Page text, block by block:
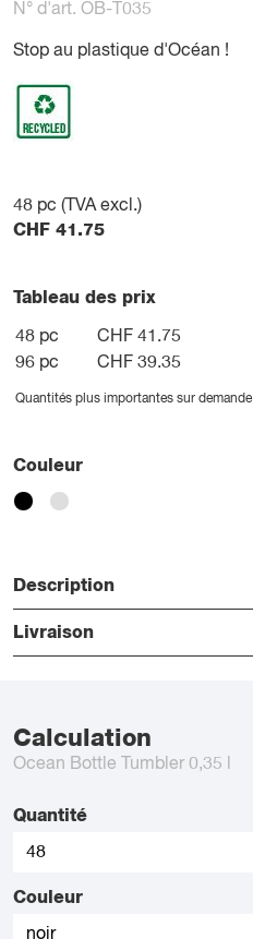
N° d'art. OB-T035
Stop au plastique d'Océan !
48 pc (TVA excl.)
CHF 41.75
Tableau des prix
48 pc
CHF 41.75
96 pc
CHF 39.35
Quantités plus importantes sur demande
Couleur
Description
Livraison
Calculation
Ocean Bottle Tumbler 0,35 l
Quantité
Couleur